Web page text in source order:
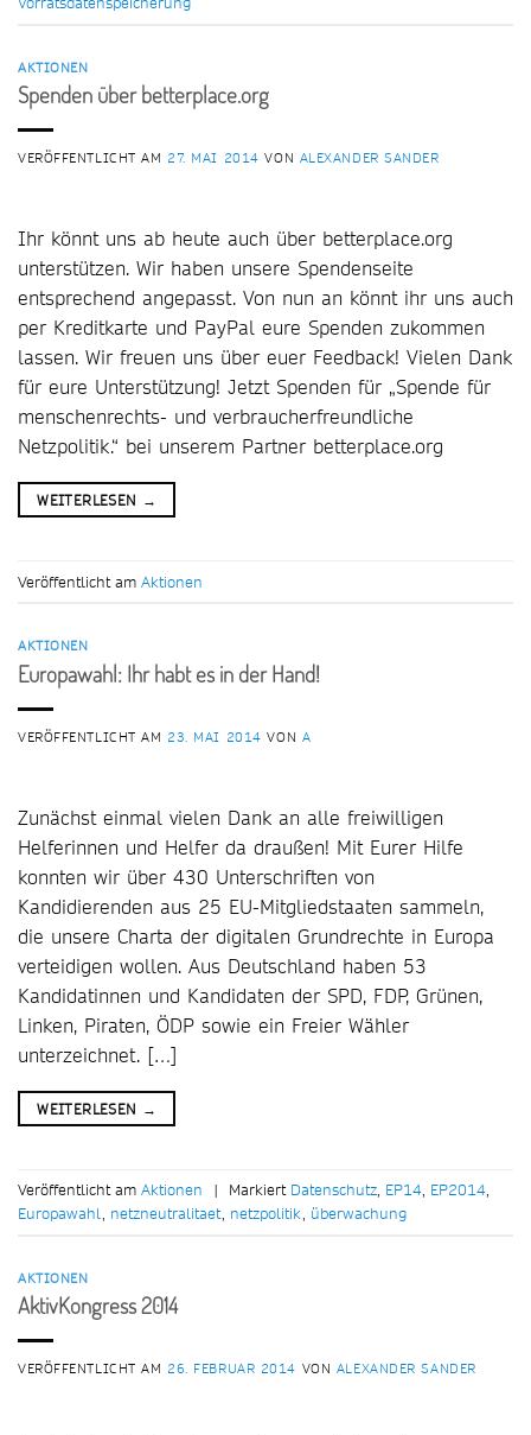
AKTIONEN
Spenden über betterplace.org
VERÖFFENTLICHT AM 27. MAI 2014 VON ALEXANDER SANDER
Ihr könnt uns ab heute auch über betterplace.org
unterstützen. Wir haben unsere Spendenseite
entsprechend angepasst. Von nun an könnt ihr uns auch
per Kreditkarte und PayPal eure Spenden zukommen
lassen. Wir freuen uns über euer Feedback! Vielen Dank
für eure Unterstützung! Jetzt Spenden für „Spende für
menschenrechts- und verbraucherfreundliche
Netzpolitik.“ bei unserem Partner betterplace.org
WEITERLESEN →
Veröffentlicht am Aktionen
AKTIONEN
Europawahl: Ihr habt es in der Hand!
VERÖFFENTLICHT AM 23. MAI 2014 VON A
Zunächst einmal vielen Dank an alle freiwilligen
Helferinnen und Helfer da draußen! Mit Eurer Hilfe
konnten wir über 430 Unterschriften von
Kandidierenden aus 25 EU-Mitgliedstaaten sammeln,
die unsere Charta der digitalen Grundrechte in Europa
verteidigen wollen. Aus Deutschland haben 53
Kandidatinnen und Kandidaten der SPD, FDP, Grünen,
Linken, Piraten, ÖDP sowie ein Freier Wähler
unterzeichnet. […]
WEITERLESEN →
Veröffentlicht am Aktionen | Markiert Datenschutz, EP14, EP2014,
Europawahl, netzneutralitaet, netzpolitik, überwachung
AKTIONEN
AktivKongress 2014
VERÖFFENTLICHT AM 26. FEBRUAR 2014 VON ALEXANDER SANDER